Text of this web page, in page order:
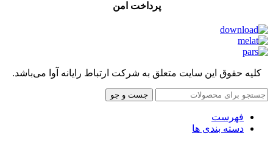
پرداخت امن
کلیه حقوق این سایت متعلق به شرکت ارتباط رایانه آوا می‌باشد.
جست و جو
فهرست
دسته بندی ها